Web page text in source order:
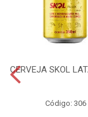
CERVEJA SKOL
Código: 306